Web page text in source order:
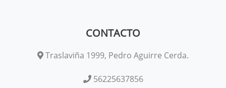
CONTACTO
Traslaviña 1999, Pedro Aguirre Cerda.
56225637856